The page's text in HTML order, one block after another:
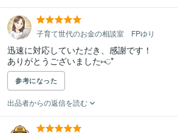
子育て世代のお金の相談室 FPゆり
迅速に対応していただき、感謝です！
ありがとうございました⑅︎◡̈︎*
参考になった
出品者からの返信を読む